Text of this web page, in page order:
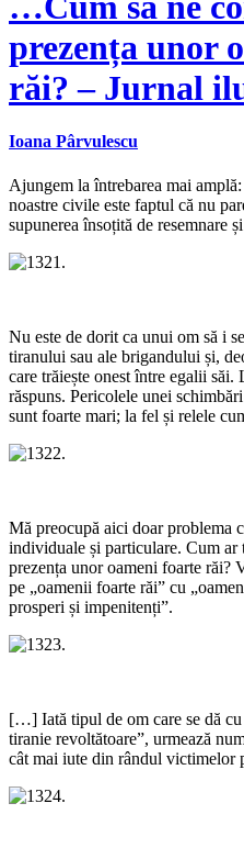
prezența unor
răi? – Jurnal
Ioana Pârvulescu
Ajungem la întrebarea mai
noastre civile este faptul că nu
supunerea însoțită de resemnare
Nu este de dorit ca unui om să i
tiranului sau ale brigandului și,
care trăiește onest între egalii săi.
răspuns. Pericolele unei
sunt foarte mari; la fel și relele
Mă preocupă aici doar problema
individuale și particulare. Cum ar
prezența unor oameni foarte răi?
pe „oamenii foarte răi” cu
prosperi și impenitenți”.
[…] Iată tipul de om care se dă
tiranie revoltătoare”, urmează
cât mai iute din rândul victimelor